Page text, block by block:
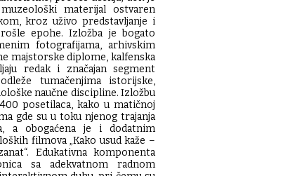
materijal ostvaren
kroz uživo predstavljanje i
epohe. Izložba je bogato
fotografijama, arhivskim
majstorske diplome, kalfenska
redak i značajan segment
tumačenjima istorijske,
naučne discipline. Izložbu
posetilaca, kako u matičnoj
gde su u toku njenog trajanja
a obogaćena je i dodatnim
filmova „Kako usud kaže –
Edukativna komponenta
sa adekvatnom radnom